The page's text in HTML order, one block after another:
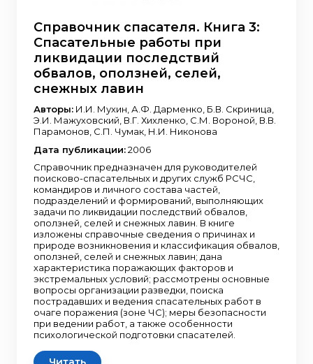
Справочник спасателя. Книга 3:
Спасательные работы при
ликвидации последствий
обвалов, оползней, селей,
снежных лавин
Авторы: И.И. Мухин, А.Ф. Дарменко, Б.В. Скриница,
Э.И. Мажуховский, В.Г. Хихленко, С.М. Вороной, В.В.
Парамонов, С.П. Чумак, Н.И. Никонова
Дата публикации:2006
Справочник предназначен для руководителей
поисково-спасательных и других служб РСЧС,
командиров и личного состава частей,
подразделений и формирований, выполняющих
задачи по ликвидации последствий обвалов,
оползней, селей и снежных лавин. В книге
изложены справочные сведения о причинах и
природе возникновения и классификация обвалов,
оползней, селей и снежных лавин; дана
характеристика поражающих факторов и
экстремальных условий; рассмотрены основные
вопросы организации разведки, поиска
пострадавших и ведения спасательных работ в
очаге поражения (зоне ЧС); меры безопасности
при ведении работ, а также особенности
психологической подготовки спасателей.